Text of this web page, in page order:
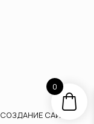
СОЗДАНИЕ САЙТА
0